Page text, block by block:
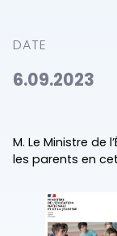
DATE
6.09.2023
M. Le Ministre de
les parents en